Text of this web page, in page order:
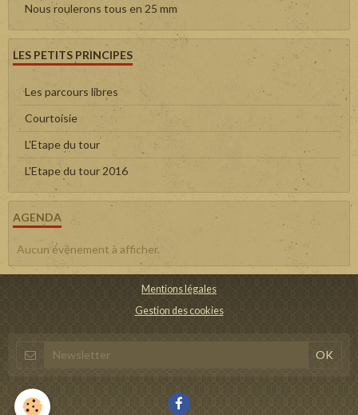
Nous roulerons tous en 25 mm
LES PETITS PRINCIPES
Les parcours libres
Courtoisie
L'Etape du tour
L'Etape du tour 2016
AGENDA
Aucun évènement à afficher.
Mentions légales
Gestion des cookies